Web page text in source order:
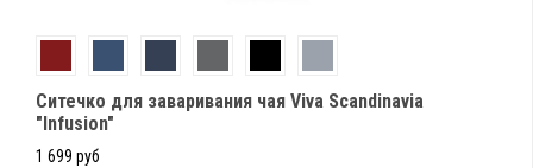
Ситечко для заваривания чая Viva Scandinavia
"Infusion"
1 699 руб